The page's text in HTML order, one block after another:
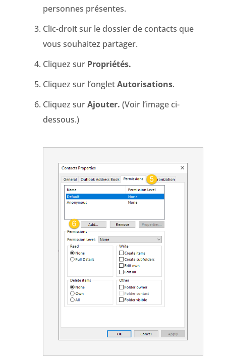
personnes présentes.
Clic-droit sur le dossier de contacts que
vous souhaitez partager.
Cliquez sur Propriétés.
Cliquez sur l’ongletAutorisations.
Cliquez surAjouter. (Voir l’image ci-
dessous.)